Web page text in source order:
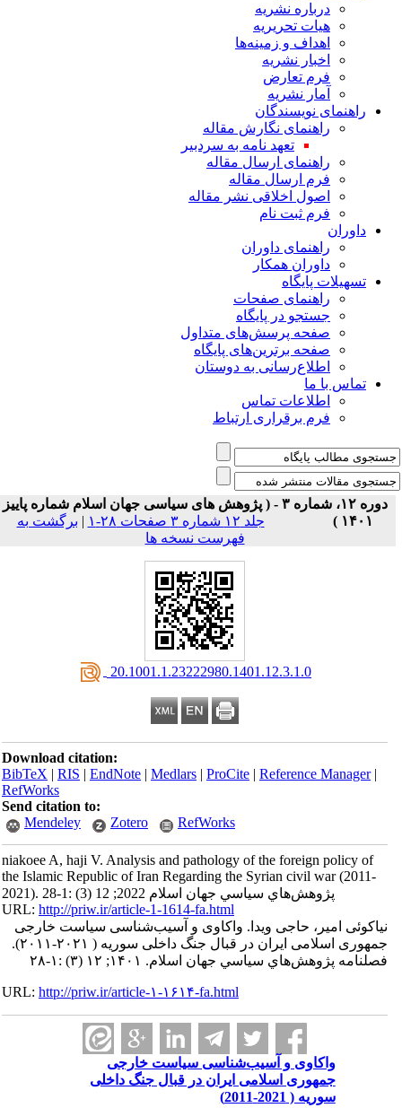
درباره نشریه
هیات تحریریه
اهداف و زمینه‌ها
اخبار نشریه
فرم تعارض
آمار نشریه
راهنمای نویسندگان
راهنمای نگارش مقاله
تعهد نامه به سردبیر
راهنمای ارسال مقاله
فرم ارسال مقاله
اصول اخلاقی نشر مقاله
فرم ثبت نام
داوران
راهنمای داوران
داوران همکار
تسهیلات پایگاه
راهنمای صفحات
جستجو در پایگاه
صفحه پرسش‌های متداول
صفحه برترین‌های پایگاه
اطلاع‌رسانی به دوستان
تماس با ما
اطلاعات تماس
فرم برقراری ارتباط
دوره ۱۲، شماره ۳ - ( پژوهش های سیاسی جهان اسلام شماره پاییز
۱۴۰۱ )
جلد ۱۲ شماره ۳ صفحات ۲۸-۱ | برگشت به
فهرست نسخه ها
‎ 20.1001.1.23222980.1401.12.3.1.0
Download citation:
BibTeX|RIS|EndNote|Medlars|ProCite|Reference Manager
RefWorks
Send citation to:
Mendeley
Zotero RefWorks
niakoee A, haji V. Analysis and pathology of the foreign policy of
the Islamic Republic of Iran Regarding the Syrian civil war (2011-
2021). پژوهش‌هاي سياسي جهان اسلام 2022; 12 (3) :1-28
URL:http://priw.ir/article-1-1614-fa.html
نیاکوئی امیر، حاجی ویدا. واکاوی و آسیب‌شناسی سیاست خارجی
جمهوری اسلامی ایران در قبال جنگ داخلی سوریه ( ۲۰۲۱-۲۰۱۱).
فصلنامه پژوهش‌هاي سياسي جهان اسلام. ۱۴۰۱; ۱۲ (۳) :۱-۲۸
URL:http://priw.ir/article-۱-۱۶۱۴-fa.html
واکاوی و آسیب‌شناسی سیاست خارجی
جمهوری اسلامی ایران در قبال جنگ داخلی
سوریه ( 2021-2011)